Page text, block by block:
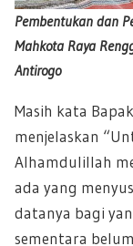
Pembentukan dan
Mahkota Raya
Antirogo
Masih kata
menjelaskan
Alhamdulillah
ada yang
datanya bagi
sementara